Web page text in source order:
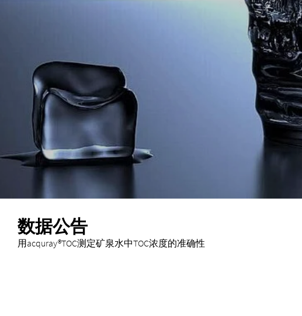
数据公告
用acquray®TOC测定矿泉水中TOC浓度的准确性